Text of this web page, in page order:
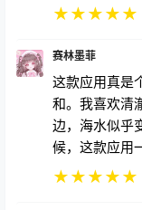
★★★★★
赛林墨菲
这款应用真是
和。我喜欢清
边，海水似乎
候，这款应用
★★★★★